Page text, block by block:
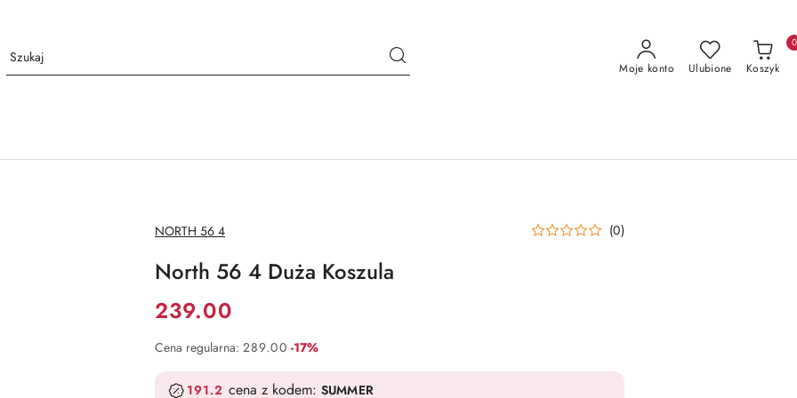
Moje konto Ulubione Koszyk
0
NAZWA
PRODUCENTA:
NORTH 56 4 (0)
North 56 4 Duża Koszula
Cena:
239.00
Cena regularna: 289.00 Rabat:
-17%
191.2 cena z kodem: SUMMER